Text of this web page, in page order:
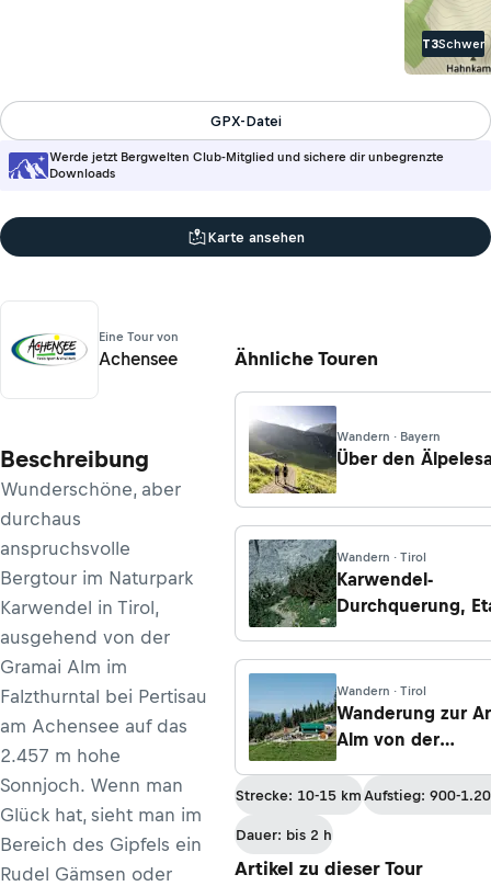
T3Schwer
Werde jetzt Bergwelten Club-Mitglied und sichere dir unbegrenzte
Downloads
GPX-Datei
Karte ansehen
Eine Tour von
Achensee
Beschreibung
Wunderschöne, aber
durchaus
anspruchsvolle
Bergtour im Naturpark
Karwendel in Tirol,
ausgehend von der
Gramai Alm im
Falzthurntal bei Pertisau
am Achensee auf das
2.457 m hohe
Sonnjoch. Wenn man
Glück hat, sieht man im
Bereich des Gipfels ein
Rudel Gämsen oder
Ähnliche Touren
Wandern · Bayern
Über den
Wandern · Tirol
Karwendel-
Durchquerung,
zur
Wandern · Tirol
Wanderung zur
Alm von der
Strecke: 10-15 km Aufstieg: 900-
Dauer: bis 2 h
Artikel zu dieser Tour